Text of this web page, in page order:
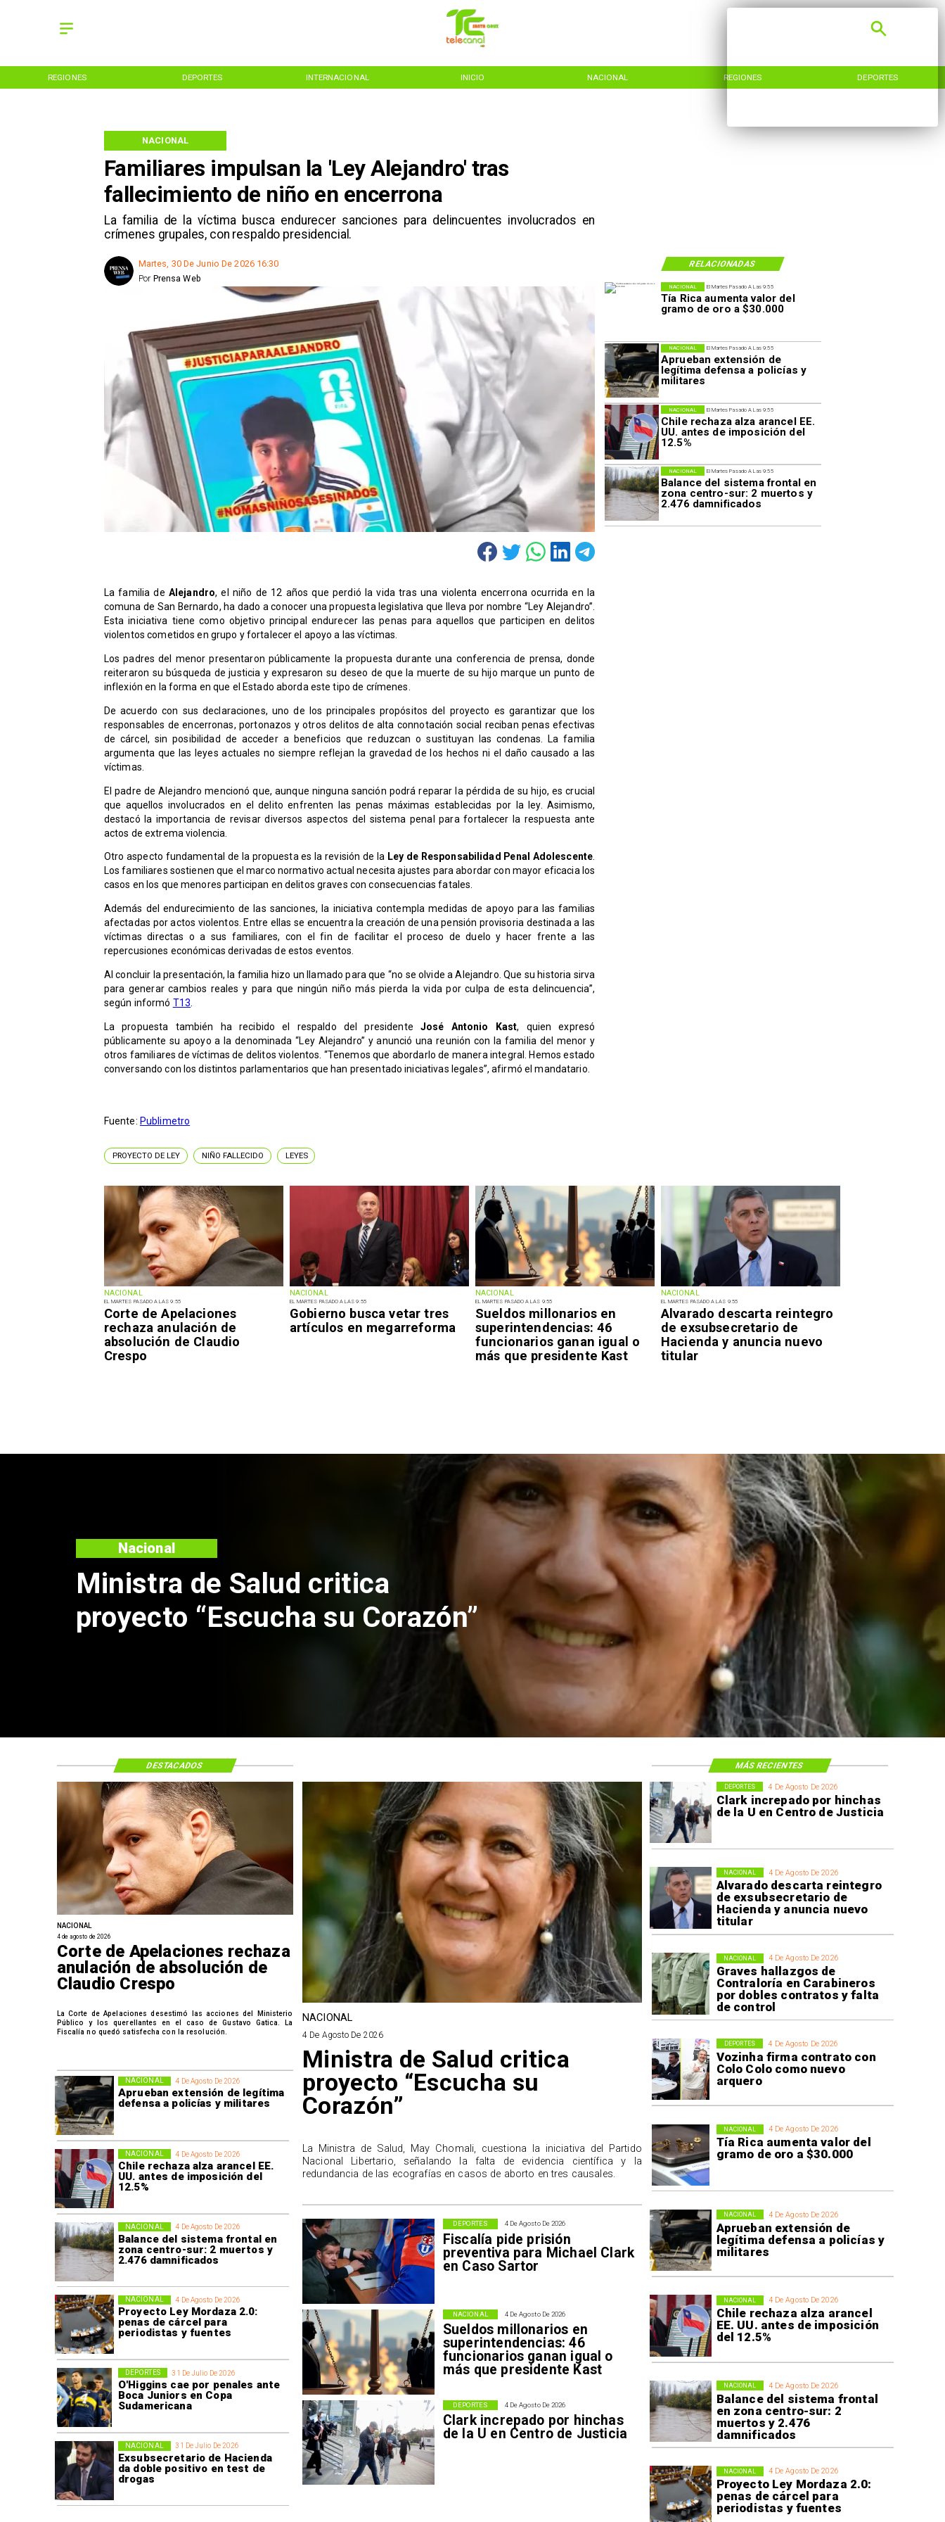
REGIONES DEPORTES INTERNACIONAL INICIO NACIONAL REGIONES DEPORTES
Familiares impulsan la 'Ley Alejandro' tras
fallecimiento de niño en encerrona
La familia de la víctima busca endurecer sanciones para delincuentes involucrados en
crímenes grupales, con respaldo presidencial.
NACIONAL
RELACIONADAS
Martes, 30 De Junio De 2026 16:30
Prensa Web
Por
NACIONAL
EL MARTES PASADO A LAS 9:55
Corte de Apelaciones
rechaza anulación de
absolución de Claudio
Crespo
NACIONAL
EL MARTES PASADO A LAS 9:55
Gobierno busca vetar tres
artículos en megarreforma
NACIONAL
EL MARTES PASADO A LAS 9:55
Sueldos millonarios en
superintendencias: 46
funcionarios ganan igual o
más que presidente Kast
NACIONAL
EL MARTES PASADO A LAS 9:55
Alvarado descarta reintegro
de exsubsecretario de
Hacienda y anuncia nuevo
titular
El Martes Pasado A Las 9:55
Tía Rica aumenta valor del
gramo de oro a $30.000
NACIONAL
El Martes Pasado A Las 9:55
Aprueban extensión de
legítima defensa a policías y
militares
NACIONAL
El Martes Pasado A Las 9:55
Chile rechaza alza arancel EE.
UU. antes de imposición del
12.5%
NACIONAL
El Martes Pasado A Las 9:55
Balance del sistema frontal en
zona centro-sur: 2 muertos y
2.476 damnificados
NACIONAL
La familia de Alejandro, el niño de 12 años que perdió la vida tras una violenta encerrona ocurrida en la
comuna de San Bernardo, ha dado a conocer una propuesta legislativa que lleva por nombre “Ley Alejandro”.
Esta iniciativa tiene como objetivo principal endurecer las penas para aquellos que participen en delitos
violentos cometidos en grupo y fortalecer el apoyo a las víctimas.
Los padres del menor presentaron públicamente la propuesta durante una conferencia de prensa, donde
reiteraron su búsqueda de justicia y expresaron su deseo de que la muerte de su hijo marque un punto de
inflexión en la forma en que el Estado aborda este tipo de crímenes.
De acuerdo con sus declaraciones, uno de los principales propósitos del proyecto es garantizar que los
responsables de encerronas, portonazos y otros delitos de alta connotación social reciban penas efectivas
de cárcel, sin posibilidad de acceder a beneficios que reduzcan o sustituyan las condenas. La familia
argumenta que las leyes actuales no siempre reflejan la gravedad de los hechos ni el daño causado a las
víctimas.
El padre de Alejandro mencionó que, aunque ninguna sanción podrá reparar la pérdida de su hijo, es crucial
que aquellos involucrados en el delito enfrenten las penas máximas establecidas por la ley. Asimismo,
destacó la importancia de revisar diversos aspectos del sistema penal para fortalecer la respuesta ante
actos de extrema violencia.
Otro aspecto fundamental de la propuesta es la revisión de la Ley de Responsabilidad Penal Adolescente.
Los familiares sostienen que el marco normativo actual necesita ajustes para abordar con mayor eficacia los
casos en los que menores participan en delitos graves con consecuencias fatales.
Además del endurecimiento de las sanciones, la iniciativa contempla medidas de apoyo para las familias
afectadas por actos violentos. Entre ellas se encuentra la creación de una pensión provisoria destinada a las
víctimas directas o a sus familiares, con el fin de facilitar el proceso de duelo y hacer frente a las
repercusiones económicas derivadas de estos eventos.
Al concluir la presentación, la familia hizo un llamado para que “no se olvide a Alejandro. Que su historia sirva
para generar cambios reales y para que ningún niño más pierda la vida por culpa de esta delincuencia”,
según informó T13.
La propuesta también ha recibido el respaldo del presidente José Antonio Kast, quien expresó
públicamente su apoyo a la denominada “Ley Alejandro” y anunció una reunión con la familia del menor y
otros familiares de víctimas de delitos violentos. “Tenemos que abordarlo de manera integral. Hemos estado
conversando con los distintos parlamentarios que han presentado iniciativas legales”, afirmó el mandatario.
Fuente: Publimetro
PROYECTO DE LEY NIÑO FALLECIDO LEYES
Corte de Apelaciones rechaza
anulación de absolución de
Nacional
4 De Agosto De 2026
Clark increpado por hinchas
de la U en Centro de Justicia
DEPORTES
4 De Agosto De 2026
Alvarado descarta reintegro
de exsubsecretario de
Hacienda y anuncia nuevo
titular
NACIONAL
4 De Agosto De 2026
Graves hallazgos de
Contraloría en Carabineros
por dobles contratos y falta
de control
NACIONAL
4 De Agosto De 2026
Vozinha firma contrato con
Colo Colo como nuevo
arquero
DEPORTES
4 De Agosto De 2026
Tía Rica aumenta valor del
gramo de oro a $30.000
NACIONAL
4 De Agosto De 2026
Aprueban extensión de
legítima defensa a policías y
militares
NACIONAL
4 De Agosto De 2026
Chile rechaza alza arancel
EE. UU. antes de imposición
del 12.5%
NACIONAL
4 De Agosto De 2026
Balance del sistema frontal
en zona centro-sur: 2
muertos y 2.476
damnificados
NACIONAL
4 De Agosto De 2026
Proyecto Ley Mordaza 2.0:
penas de cárcel para
periodistas y fuentes
NACIONAL
4 De Agosto De 2026
Aprueban extensión de legítima
defensa a policías y militares
NACIONAL
4 De Agosto De 2026
Chile rechaza alza arancel EE.
UU. antes de imposición del
12.5%
NACIONAL
4 De Agosto De 2026
Balance del sistema frontal en
zona centro-sur: 2 muertos y
2.476 damnificados
NACIONAL
4 De Agosto De 2026
Proyecto Ley Mordaza 2.0:
penas de cárcel para
periodistas y fuentes
NACIONAL
31 De Julio De 2026
O'Higgins cae por penales ante
Boca Juniors en Copa
Sudamericana
DEPORTES
31 De Julio De 2026
Exsubsecretario de Hacienda
da doble positivo en test de
drogas
NACIONAL
4 De Agosto De 2026
Fiscalía pide prisión
preventiva para Michael Clark
en Caso Sartor
DEPORTES
4 De Agosto De 2026
Sueldos millonarios en
superintendencias: 46
funcionarios ganan igual o
más que presidente Kast
NACIONAL
4 De Agosto De 2026
Clark increpado por hinchas
de la U en Centro de Justicia
DEPORTES
NACIONAL
4 de agosto de 2026
Corte de Apelaciones rechaza
anulación de absolución de
Claudio Crespo
La Corte de Apelaciones desestimó las acciones del Ministerio
Público y los querellantes en el caso de Gustavo Gatica. La
Fiscalía no quedó satisfecha con la resolución.
NACIONAL
4 De Agosto De 2026
Ministra de Salud critica
proyecto “Escucha su
Corazón”
La Ministra de Salud, May Chomali, cuestiona la iniciativa del Partido
Nacional Libertario, señalando la falta de evidencia científica y la
redundancia de las ecografías en casos de aborto en tres causales.
DESTACADOS MÁS RECIENTES